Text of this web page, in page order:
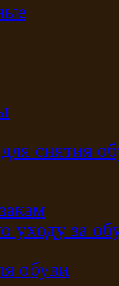
снятия
уходу за
обуви